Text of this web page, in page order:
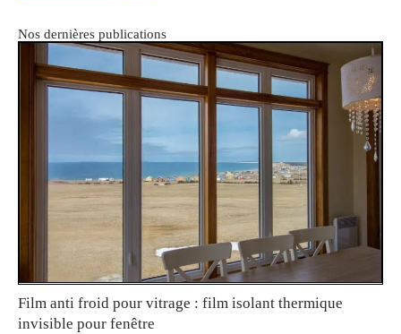
Nos dernières publications
Film anti froid pour vitrage : film isolant thermique
invisible pour fenêtre